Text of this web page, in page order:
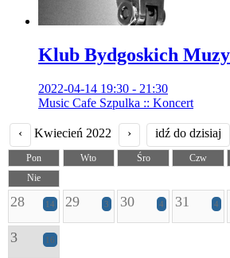
Klub Bydgoskich
2022-04-14 19:30 - 21:30
Music Cafe Szpulka :: Koncert
‹ Kwiecień 2022 › idź do dzisiaj
Pon Wto Śro Czw
Nie
28 14 29 3 30 4 31 4
3 16